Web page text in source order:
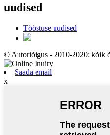
uudised
Tööstuse uudised
© Autoriõigus - 2010-2020: kõik
Saada email
x